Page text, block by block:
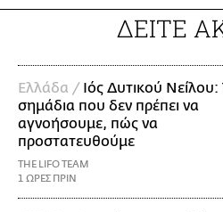
ΔΕΙΤΕ
Ελλάδα / Ιός Δυτικού Νείλου:
σημάδια που δεν πρέπει να
αγνοήσουμε, πώς να
προστατευθούμε
THE LIFO TEAM
1 ΩΡΕΣ ΠΡΙΝ